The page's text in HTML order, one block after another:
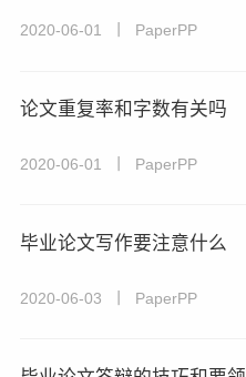
2020-06-01 丨 PaperPP
论文重复率和字数有关吗
2020-06-01 丨 PaperPP
毕业论文写作要注意什么
2020-06-03 丨 PaperPP